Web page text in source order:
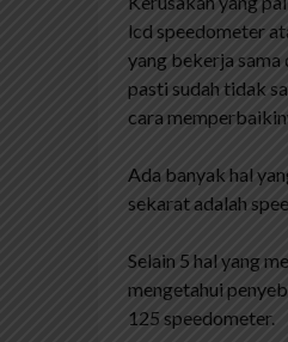
lcd speedometer
yang bekerja sama
pasti sudah tidak
cara
Ada banyak hal
sekarat adalah
Selain 5 hal yang
mengetahui
125 speedometer.